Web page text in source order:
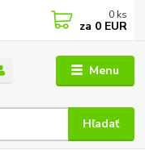
Menu
Hľadať
0 ks
za 0 EUR